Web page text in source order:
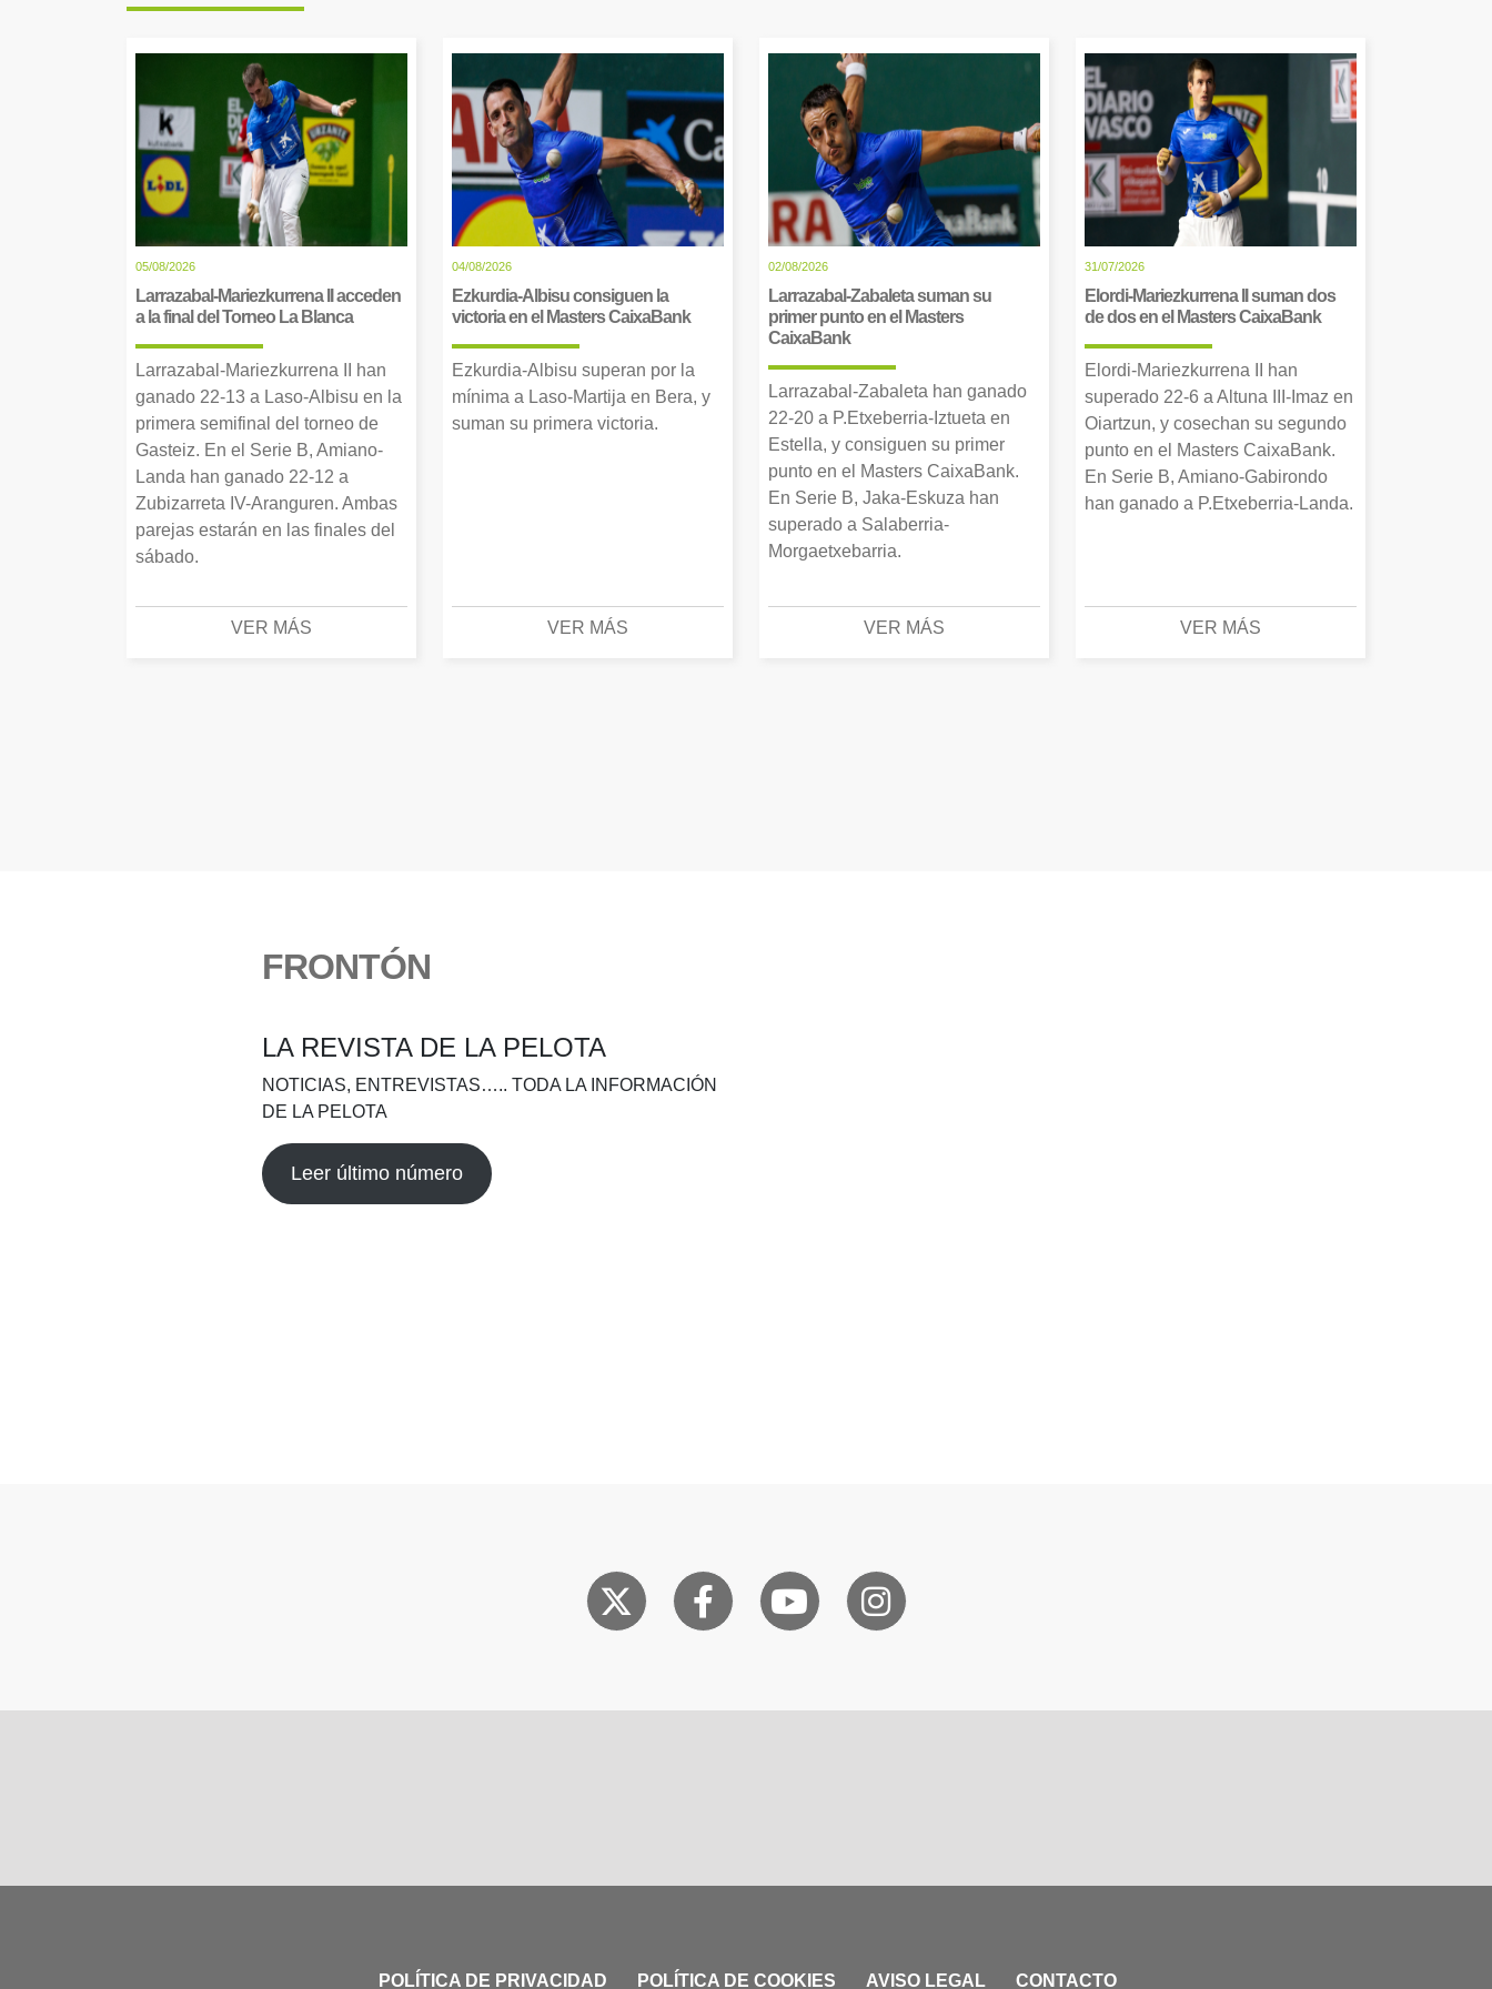
05/08/2026
Larrazabal-Mariezkurrena II acceden
a la final del Torneo La Blanca
Larrazabal-Mariezkurrena II han
ganado 22-13 a Laso-Albisu en la
primera semifinal del torneo de
Gasteiz. En el Serie B, Amiano-
Landa han ganado 22-12 a
Zubizarreta IV-Aranguren. Ambas
parejas estarán en las finales del
sábado.
VER MÁS
04/08/2026
Ezkurdia-Albisu consiguen la
victoria en el Masters CaixaBank
Ezkurdia-Albisu superan por la
mínima a Laso-Martija en Bera, y
suman su primera victoria.
VER MÁS
02/08/2026
Larrazabal-Zabaleta suman su
primer punto en el Masters
CaixaBank
Larrazabal-Zabaleta han ganado
22-20 a P.Etxeberria-Iztueta en
Estella, y consiguen su primer
punto en el Masters CaixaBank.
En Serie B, Jaka-Eskuza han
superado a Salaberria-
Morgaetxebarria.
VER MÁS
31/07/2026
Elordi-Mariezkurrena II suman dos
de dos en el Masters CaixaBank
Elordi-Mariezkurrena II han
superado 22-6 a Altuna III-Imaz en
Oiartzun, y cosechan su segundo
punto en el Masters CaixaBank.
En Serie B, Amiano-Gabirondo
han ganado a P.Etxeberria-Landa.
VER MÁS
FRONTÓN
LA REVISTA DE LA PELOTA
NOTICIAS, ENTREVISTAS….. TODA LA INFORMACIÓN
DE LA PELOTA
Leer último número
POLÍTICA DE PRIVACIDAD POLÍTICA DE COOKIES AVISO LEGAL CONTACTO